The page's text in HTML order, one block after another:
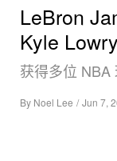
LeBron
Kyle
获得多位 NBA
By Noel Lee / Jun 7,